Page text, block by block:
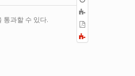
내
all
통과할 수 있다.